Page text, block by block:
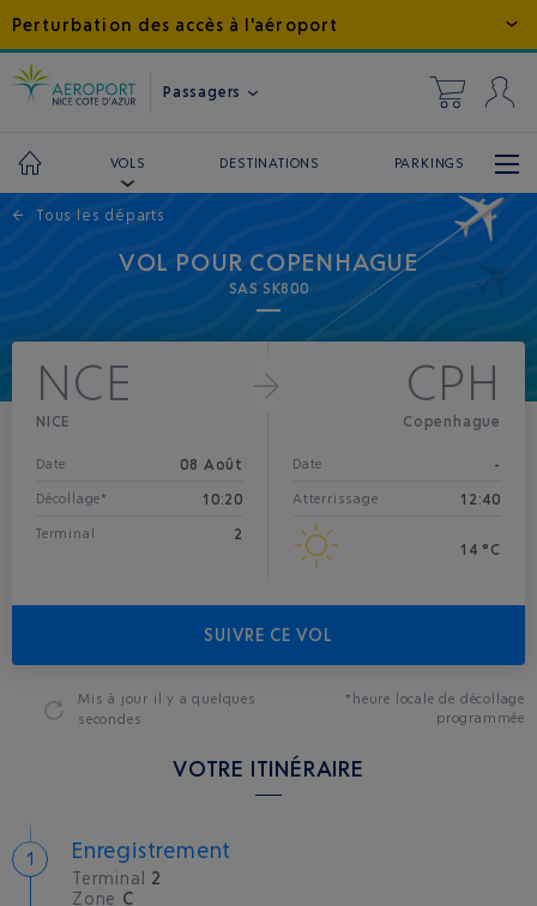
Perturbation des accès à l'aéroport
Passagers
VOLS DESTINATIONS PARKINGS
← Tous les départs
VOL POUR COPENHAGUE
SAS SK800
NCE
NICE
Date 08 Août
Décollage* 10:20
Terminal 2
CPH
Copenhague
Date -
Atterrissage 12:40
14 °C
SUIVRE CE VOL
Mis à jour il y a quelques
secondes
*heure locale de décollage
programmée
VOTRE ITINÉRAIRE
Enregistrement
Terminal 2
Zone C